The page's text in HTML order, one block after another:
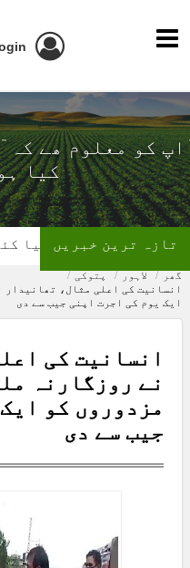
ٓاپ کو معلوم ھے کہ
کیا
تھیلیسیمیا کئیر
تازہ ترین خبریں
گھر لاہور
پتوکی
انسانیت کی اعلی مثال،
ایک یوم کی اجرت اپنی جیب سے دی
انسانیت کی
نے روزگارنہ
مزدوروں کو
جیب سے دی